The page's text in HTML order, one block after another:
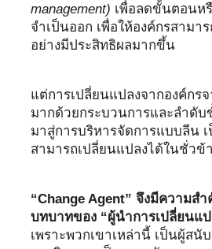
management) เพื่อลดขั้นตอนห
จำเป็นออก เพื่อให้องค์กรสามา
อย่างมีประสิทธิผลมากขึ้น
แต่การเปลี่ยนแปลงจากองค์กร
มากด้วยกระบวนการและลำดั
มาสู่การบริหารจัดการแบบลีน เ
สามารถเปลี่ยนแปลงได้ในชั่วข้
“Change Agent” จึงมีความส
บทบาทของ “ผู้นำการเปลี่ยนแป
เพราะพวกเขาเหล่านี้ เป็นผู้สนั